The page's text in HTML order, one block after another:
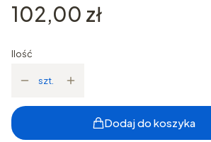
Cena
102,00 zł
Ilość
szt.
Dodaj do koszyka